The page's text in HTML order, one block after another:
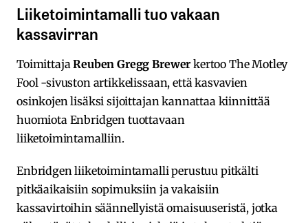
Liiketoimintamalli tuo vakaan
kassavirran
ToimittajaReuben Gregg Brewerkertoo The Motley
Fool -sivuston artikkelissaan, että kasvavien
osinkojen lisäksi sijoittajan kannattaa kiinnittää
huomiota Enbridgen tuottavaan
liiketoimintamalliin.
Enbridgen liiketoimintamalli perustuu pitkälti
pitkäaikaisiin sopimuksiin ja vakaisiin
kassavirtoihin säännellyistä omaisuuseristä, jotka